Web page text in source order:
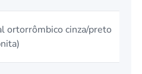
ortorrômbico cinza/preto